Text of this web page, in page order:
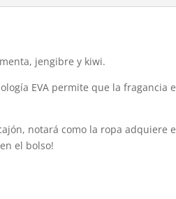
jengibre y kiwi.
EVA permite que la fragancia
notará como la ropa adquiere
el bolso!